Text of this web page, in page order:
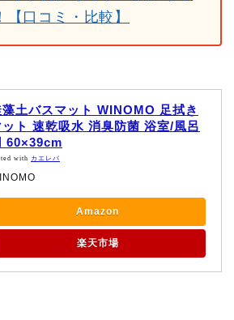
【口コミ・比較】
藻土バスマット WINOMO 足拭き
ット 速乾吸水 消臭防菌 浴室/風呂
60×39cm
with カエレバ
Amazon
楽天市場